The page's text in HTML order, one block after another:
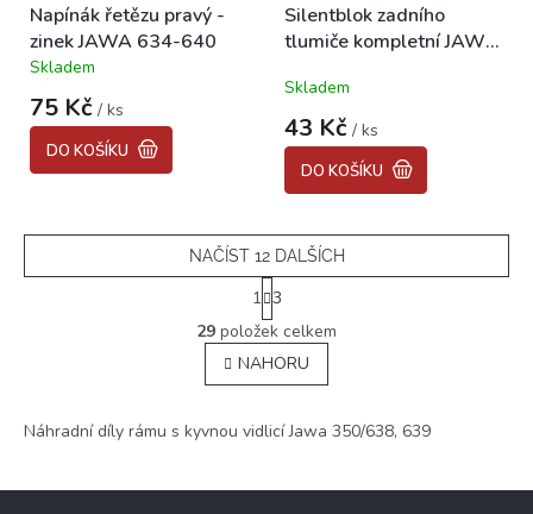
Napínák řetězu pravý -
zinek JAWA 634-640
Průměrné
hodnocení
produktu
5,0
Skladem
75 Kč / ks
DO KOŠÍKU
Silentblok zadního
tlumiče kompletní JAWA
Skladem
43 Kč / ks
DO KOŠÍKU
O
v
l
á
a
NAČÍST 12 DALŠÍCH
S
t
r
á
n
k
v
í
1 3
29 položek celkem
NAHORU
Náhradní díly rámu s kyvnou vidlicí Jawa 350/638, 639